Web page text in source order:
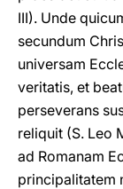
III). Unde
secundum
universam
veritatis, et
perseverans
reliquit (S. Leo
ad Romanam
principalitatem